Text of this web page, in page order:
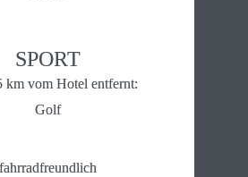
SPORT
km vom Hotel entfernt:
Golf
fahrradfreundlich